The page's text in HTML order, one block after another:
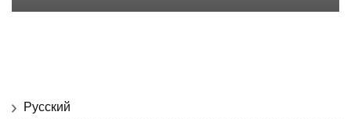
Русский